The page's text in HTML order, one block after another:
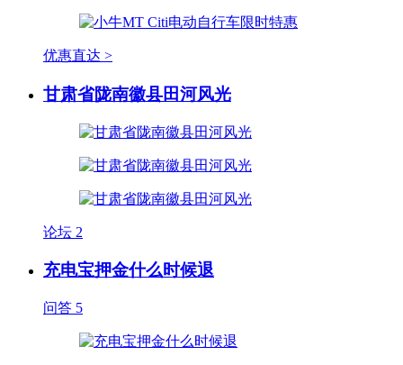
优惠直达 >
甘肃省陇南徽县田河风光
论坛 2
充电宝押金什么时候退
问答 5